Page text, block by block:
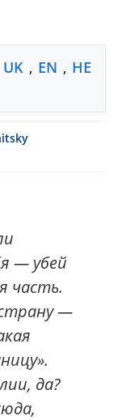
UK , EN , HE
— убей
часть.
—
да?